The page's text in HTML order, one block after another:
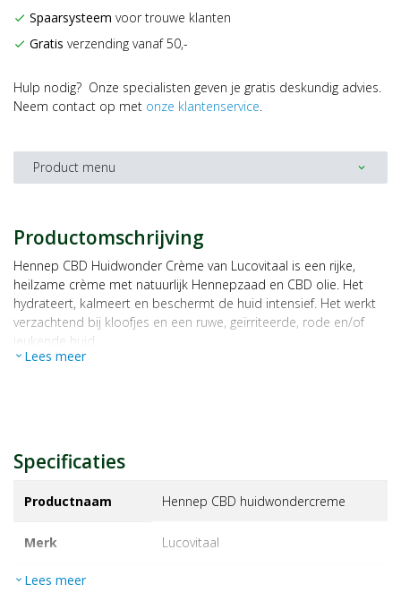
check Spaarsysteem voor trouwe klanten
check Gratis verzending vanaf 50,-
Hulp nodig? Onze specialisten geven je gratis deskundig advies.
Neem contact op met onze klantenservice.
Product menu expand_more
Productomschrijving
Hennep CBD Huidwonder Crème van Lucovitaal is een rijke,
heilzame crème met natuurlijk Hennepzaad en CBD olie. Het
hydrateert, kalmeert en beschermt de huid intensief. Het werkt
verzachtend bij kloofjes en een ruwe, geïrriteerde, rode en/of
jeukende huid.
expand_more Lees meer
Specificaties
Productnaam Hennep CBD huidwondercreme
Merk lucovitaal
EAN
expand_more Lees meer